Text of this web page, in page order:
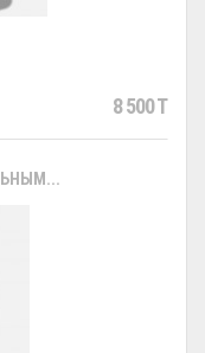
8 500 T